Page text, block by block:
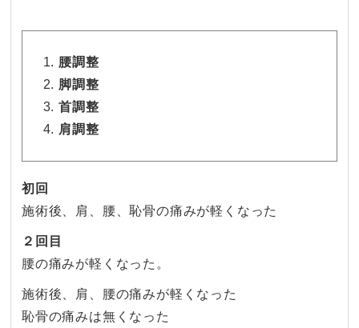
腰調整
脚調整
首調整
肩調整
初回
施術後、肩、腰、恥骨の痛みが軽くなった
２回目
腰の痛みが軽くなった。
施術後、肩、腰の痛みが軽くなった
恥骨の痛みは無くなった